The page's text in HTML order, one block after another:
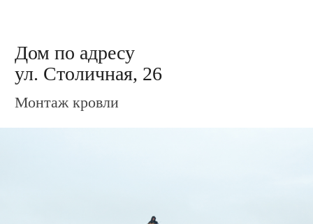
Дом по адресу
ул. Столичная, 36